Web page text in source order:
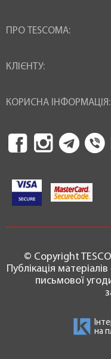
ПРО TESCOMA:
КЛІЄНТУ:
КОРИСНА ІНФОРМАЦІЯ:
© Copyright
Публікація
письмової
на